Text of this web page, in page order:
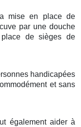
mise en place de
par une douche
de sièges de
handicapées
et sans
également aider à